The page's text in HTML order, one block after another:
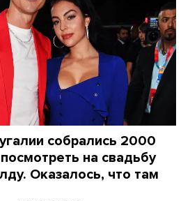
собрались 2000
на свадьбу
Оказалось, что там